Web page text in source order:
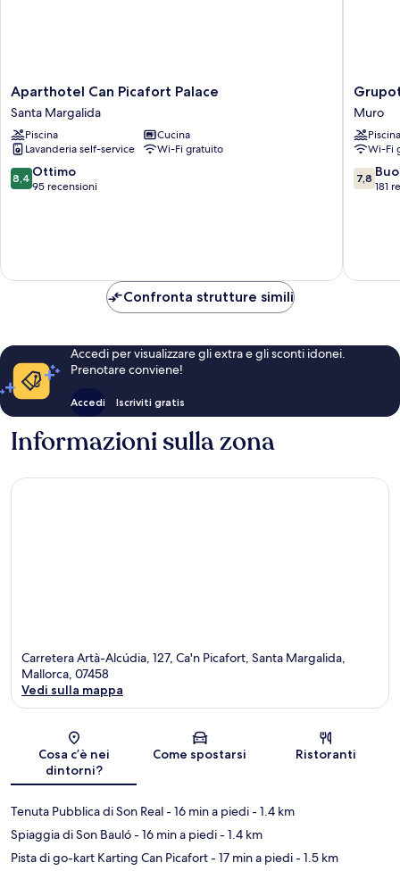
Aparthotel
Can
Picafort
Palace
Santa
Margalida
Aparthotel Can Picafort Palace
Santa Margalida
Piscina
Cucina
Lavanderia self-service
Wi-Fi gratuito
8.4
su
8,4 Ottimo
95 recensioni
Alcudia
Pins
Muro
Muro
Piscina
Wi-Fi
7.8
su
7,8
181
Confronta strutture simili
Accedi per visualizzare gli extra e gli sconti idonei.
Prenotare conviene!
Accedi Iscriviti gratis
Informazioni sulla zona
Carretera Artà-Alcúdia, 127, Ca'n Picafort, Santa Margalida,
Mallorca, 07458
Vedi sulla mappa
Cosa c’è nei
dintorni?
Come spostarsi Ristoranti
Tenuta Pubblica di Son Real- 16 min a piedi- 1.4 km
Spiaggia di Son Bauló- 16 min a piedi- 1.4 km
Pista di go-kart Karting Can Picafort- 17 min a piedi- 1.5 km